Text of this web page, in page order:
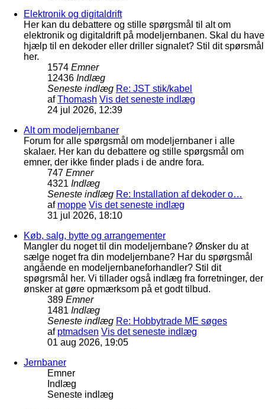
Elektronik og digitaldrift
Her kan du debattere og stille spørgsmål til alt om
elektronik og digitaldrift på modeljernbanen. Skal du have
hjælp til en dekoder eller driller signalet? Stil dit spørsmål
her.
1574 Emner
12436 Indlæg
Seneste indlæg Re: JST stik/kabel
afThomash Vis det seneste indlæg
24 jul 2026, 12:39
Alt om modeljernbaner
Forum for alle spørgsmål om modeljernbaner i alle
skalaer. Her kan du debattere og stille spørgsmål om
emner, der ikke finder plads i de andre fora.
747 Emner
4321 Indlæg
Seneste indlæg Re: Installation af dekoder o…
af moppe Vis det seneste indlæg
31 jul 2026, 18:10
Køb, salg, bytte og arrangementer
Mangler du noget til din modeljernbane? Ønsker du at
sælge noget fra din modeljernbane? Har du spørgsmål
angående en modeljernbaneforhandler? Stil dit
spøgrsmål her. Vi tillader også indlæg fra forretninger, der
ønsker at gøre opmærksom på et godt tilbud.
389 Emner
1481 Indlæg
Seneste indlæg Re: Hobbytrade ME søges
af ptmadsen Vis det seneste indlæg
01 aug 2026, 19:05
Jernbaner
Emner
Indlæg
Seneste indlæg